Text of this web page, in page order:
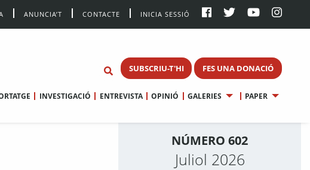
ANUNCIA’T CONTACTE INICIA SESSIÓ
SUBSCRIU-T'HI FES UNA DONACIÓ
INVESTIGACIÓ ENTREVISTA OPINIÓ GALERIES PAPER
NÚMERO 602
Juliol 2026